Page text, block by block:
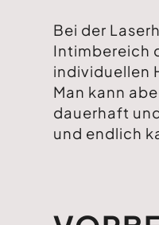
Bei der
Intimbereich
individuellen
Man kann
dauerhaft
und endlich